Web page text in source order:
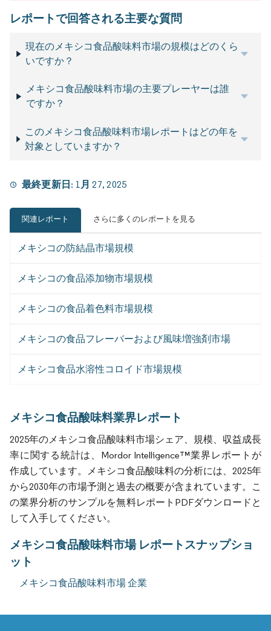
レポートで回答される主要な質問
現在のメキシコ食品酸味料市場の規模はどのくら
いですか？
メキシコ食品酸味料市場の主要プレーヤーは誰
ですか？
このメキシコ食品酸味料市場レポートはどの年を
対象としていますか？
最終更新日: 1月 27, 2025
関連レポート さらに多くのレポートを見る
メキシコの防結晶市場規模
メキシコの食品添加物市場規模
メキシコの食品着色料市場規模
メキシコの食品フレーバーおよび風味増強剤市場
メキシコ食品水溶性コロイド市場規模
メキシコ食品酸味料業界レポート
2025年のメキシコ食品酸味料市場シェア、規模、収益成長
率に関する統計は、Mordor Intelligence™業界レポートが
作成しています。メキシコ食品酸味料の分析には、2025年
から2030年の市場予測と過去の概要が含まれています。こ
の業界分析のサンプルを無料レポートPDFダウンロードと
して入手してください。
メキシコ食品酸味料市場 レポートスナップショ
ット
メキシコ食品酸味料市場 企業